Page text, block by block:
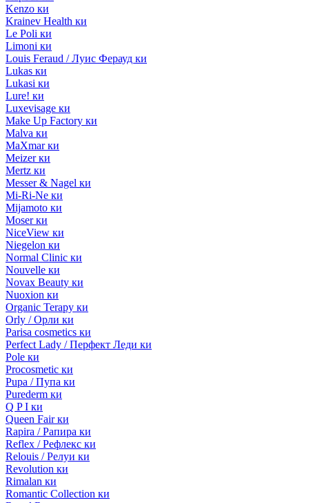
Kenzo ки
Krainev Health ки
Le Poli ки
Limoni ки
Louis Feraud / Луис Ферауд ки
Lukas ки
Lukasi ки
Lure! ки
Luxevisage ки
Make Up Factory ки
Malva ки
MaXmar ки
Meizer ки
Mertz ки
Messer & Nagel ки
Mi-Ri-Ne ки
Mijamoto ки
Moser ки
NiceView ки
Niegelon ки
Normal Clinic ки
Nouvelle ки
Novax Beauty ки
Nuoxion ки
Organic Terapy ки
Orly / Орли ки
Parisa cosmetics ки
Perfect Lady / Перфект Леди ки
Pole ки
Procosmetic ки
Pupa / Пупа ки
Purederm ки
Q P I ки
Queen Fair ки
Rapira / Рапира ки
Reflex / Рефлекс ки
Relouis / Релуи ки
Revolution ки
Rimalan ки
Romantic Collection ки